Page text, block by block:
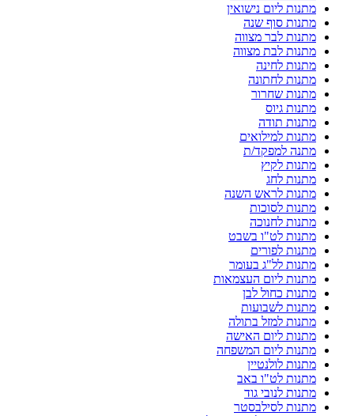
מתנות ליום נישואין
מתנות סוף שנה
מתנות לבר מצווה
מתנות לבת מצווה
מתנות לחינה
מתנות לחתונה
מתנות שחרור
מתנות גיוס
מתנות תודה
מתנות למילואים
מתנה למפקד/ת
מתנות לקיץ
מתנות לחג
מתנות לראש השנה
מתנות לסוכות
מתנות לחנוכה
מתנות לט"ו בשבט
מתנות לפורים
מתנות לל"ג בעומר
מתנות ליום העצמאות
מתנות כחול לבן
מתנות לשבועות
מתנות למזל בתולה
מתנות ליום האישה
מתנות ליום המשפחה
מתנות לולנטיין
מתנות לט"ו באב
מתנות לנובי גוד
מתנות לסילבסטר